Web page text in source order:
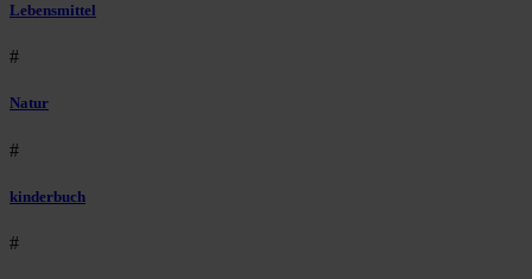
Lebensmittel
#
Natur
#
kinderbuch
#